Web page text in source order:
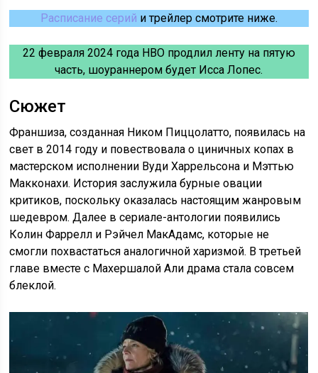
Расписание серий и трейлер смотрите ниже.
22 февраля 2024 года HBO продлил ленту на пятую
часть, шоураннером будет Исса Лопес.
Сюжет
Франшиза, созданная Ником Пиццолатто, появилась на
свет в 2014 году и повествовала о циничных копах в
мастерском исполнении Вуди Харрельсона и Мэттью
Макконахи. История заслужила бурные овации
критиков, поскольку оказалась настоящим жанровым
шедевром. Далее в сериале-антологии появились
Колин Фаррелл и Рэйчел МакАдамс, которые не
смогли похвастаться аналогичной харизмой. В третьей
главе вместе с Махершалой Али драма стала совсем
блеклой.